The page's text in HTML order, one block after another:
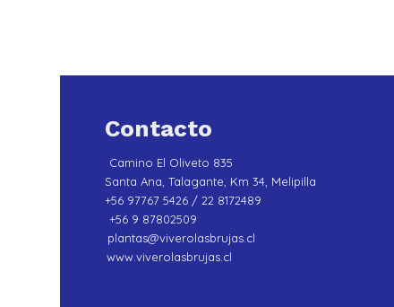
Contacto
Camino El Oliveto 835
Santa Ana, Talagante, Km 34, Melipilla
+56 97767 5426 / 22 8172489
+56 9 87802509
plantas@viverolasbrujas.cl
www.viverolasbrujas.cl